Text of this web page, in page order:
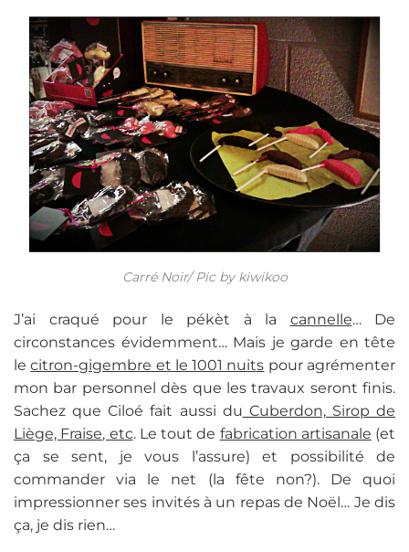
Carré Noir/ Pic by kiwikoo
J’ai craqué pour le pékèt à la cannelle… De
circonstances évidemment… Mais je garde en tête
lecitron-gigembre et le 1001 nuits pour agrémenter
mon bar personnel dès que les travaux seront finis.
Sachez que Ciloé fait aussi du Cuberdon, Sirop de
Liège, Fraise, etc. Le tout de fabrication artisanale (et
ça se sent, je vous l’assure) et possibilité de
commander via le net (la fête non?). De quoi
impressionner ses invités à un repas de Noël… Je dis
ça, je dis rien…